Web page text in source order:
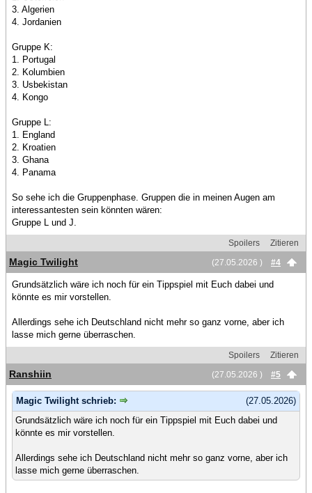
3. Algerien
4. Jordanien
Gruppe K:
1. Portugal
2. Kolumbien
3. Usbekistan
4. Kongo
Gruppe L:
1. England
2. Kroatien
3. Ghana
4. Panama
So sehe ich die Gruppenphase. Gruppen die in meinen Augen am
interessantesten sein könnten wären:
Gruppe L und J.
Spoilers
Zitieren
(27.05.2026 )
#4
Magic Twilight
Grundsätzlich wäre ich noch für ein Tippspiel mit Euch dabei und
könnte es mir vorstellen.
Allerdings sehe ich Deutschland nicht mehr so ganz vorne, aber ich
lasse mich gerne überraschen.
Spoilers
Zitieren
(27.05.2026 )
#5
Ranshiin
(27.05.2026)
Magic Twilight schrieb:
Grundsätzlich wäre ich noch für ein Tippspiel mit Euch dabei und
könnte es mir vorstellen.
Allerdings sehe ich Deutschland nicht mehr so ganz vorne, aber ich
lasse mich gerne überraschen.